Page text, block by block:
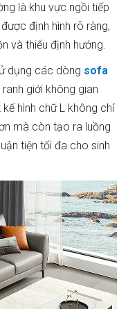
là khu vực ngồi tiếp
định hình rõ ràng,
và thiếu định hướng.
dụng các dòng sofa
giới không gian
hình chữ L không chỉ
mà còn tạo ra luồng
tiện tối đa cho sinh